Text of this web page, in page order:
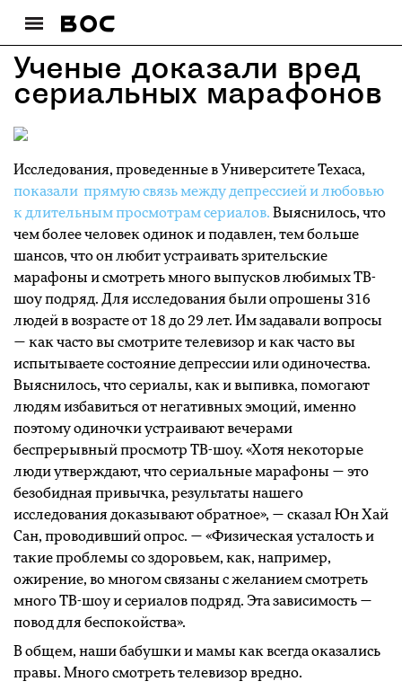
Ученые доказали вред
сериальных марафонов
Исследования, проведенные в Университете Техаса,
показали прямую связь между депрессией и любовью
к длительным просмотрам сериалов. Выяснилось, что
чем более человек одинок и подавлен, тем больше
шансов, что он любит устраивать зрительские
марафоны и смотреть много выпусков любимых ТВ-
шоу подряд. Для исследования были опрошены 316
людей в возрасте от 18 до 29 лет. Им задавали вопросы
— как часто вы смотрите телевизор и как часто вы
испытываете состояние депрессии или одиночества.
Выяснилось, что сериалы, как и выпивка, помогают
людям избавиться от негативных эмоций, именно
поэтому одиночки устраивают вечерами
беспрерывный просмотр ТВ-шоу. «Хотя некоторые
люди утверждают, что сериальные марафоны — это
безобидная привычка, результаты нашего
исследования доказывают обратное», — сказал Юн Хай
Сан, проводивший опрос. — «Физическая усталость и
такие проблемы со здоровьем, как, например,
ожирение, во многом связаны с желанием смотреть
много ТВ-шоу и сериалов подряд. Эта зависимость —
повод для беспокойства».
В общем, наши бабушки и мамы как всегда оказались
правы. Много смотреть телевизор вредно.